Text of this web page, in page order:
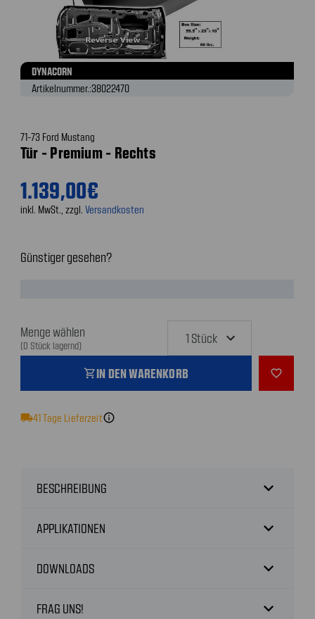
DYNACORN
Artikelnummer.:38022470
71-73 Ford Mustang
Tür - Premium - Rechts
1.139,00€
inkl. MwSt., zzgl. Versandkosten
Günstiger gesehen?
Menge wählen
(0 Stück lagernd)
shopping_cartIN DEN WARENKORB favorite_outline
local_shipping41Tage Lieferzeitinfo
BESCHREIBUNG expand_more
APPLIKATIONEN expand_more
DOWNLOADS expand_more
FRAG UNS! expand_more